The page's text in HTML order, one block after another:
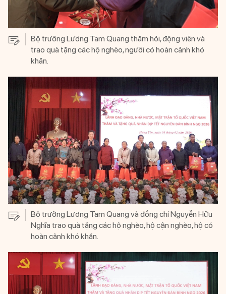
Bộ trưởng Lương Tam Quang thăm hỏi, động viên và
trao quà tặng các hộ nghèo, người có hoàn cảnh khó
khăn.
Bộ trưởng Lương Tam Quang và đồng chí Nguyễn Hữu
Nghĩa trao quà tặng các hộ nghèo, hộ cận nghèo, hộ có
hoàn cảnh khó khăn.